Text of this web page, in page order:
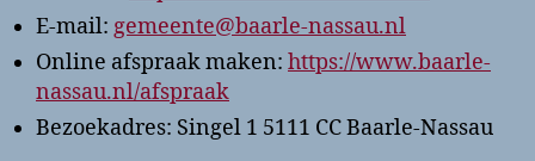
E-mail: gemeente@baarle-nassau.nl
Online afspraak maken: https://www.baarle-
nassau.nl/afspraak
Bezoekadres: Singel 1 5111 CC Baarle-Nassau